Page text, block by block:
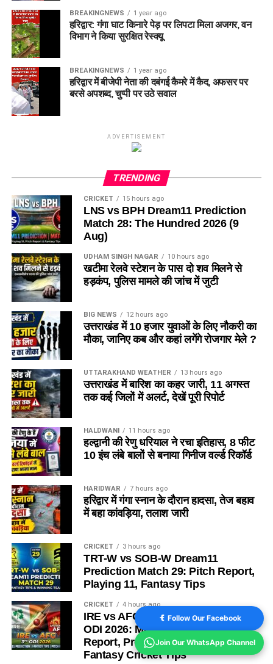
BREAKINGNEWS 1 year ago
हरिद्वार: गंगा घाट किनारे पेड़ पर लिपटा मिला अजगर, वन
विभाग ने किया सुरक्षित रेस्क्यू
BREAKINGNEWS 1 year ago
हरिद्वार में बीजेपी नेता की दबंगई कैमरे में कैद, अफसर पर
बरसे अपशब्द, चुप्पी पर उठे सवाल
ADVERTISEMENT
TRENDING
CRICKET 15 hours ago
LNS vs BPH Dream11 Prediction
Match 28: The Hundred 2026 (9
Aug)
UDHAM SINGH NAGAR 10 hours ago
खटीमा रेलवे स्टेशन के पास दो शव मिलने से
हड़कंप, पुलिस मामले की जांच में जुटी
BIG NEWS 12 hours ago
उत्तराखंड में 10 हजार युवाओं के लिए नौकरी का
मौका, जानिए कब और कहां लगेंगे रोजगार मेले ?
UTTARAKHAND WEATHER 13 hours ago
उत्तराखंड में बारिश का कहर जारी, 11 अगस्त
तक कई जिलों में अलर्ट, देखें पूरी रिपोर्ट
HALDWANI 11 hours ago
हल्द्वानी की रेणु धरियाल ने रचा इतिहास, 8 फीट
10 इंच लंबे बालों से बनाया गिनीज वर्ल्ड रिकॉर्ड
HARIDWAR 7 hours ago
हरिद्वार में गंगा स्नान के दौरान हादसा, तेज बहाव
में बहा कांवड़िया, तलाश जारी
CRICKET 3 hours ago
TRT-W vs SOB-W Dream11
Prediction Match 29: Pitch Report,
Playing 11, Fantasy Tips
CRICKET 4 hours ago
IRE vs AFG Dream11 Prediction 3rd
ODI 2026: Match Preview, Pitch
Report, Probable Playing XI, and
Fantasy Cricket Tips
Follow Our Facebook
Join Our WhatsApp Channel